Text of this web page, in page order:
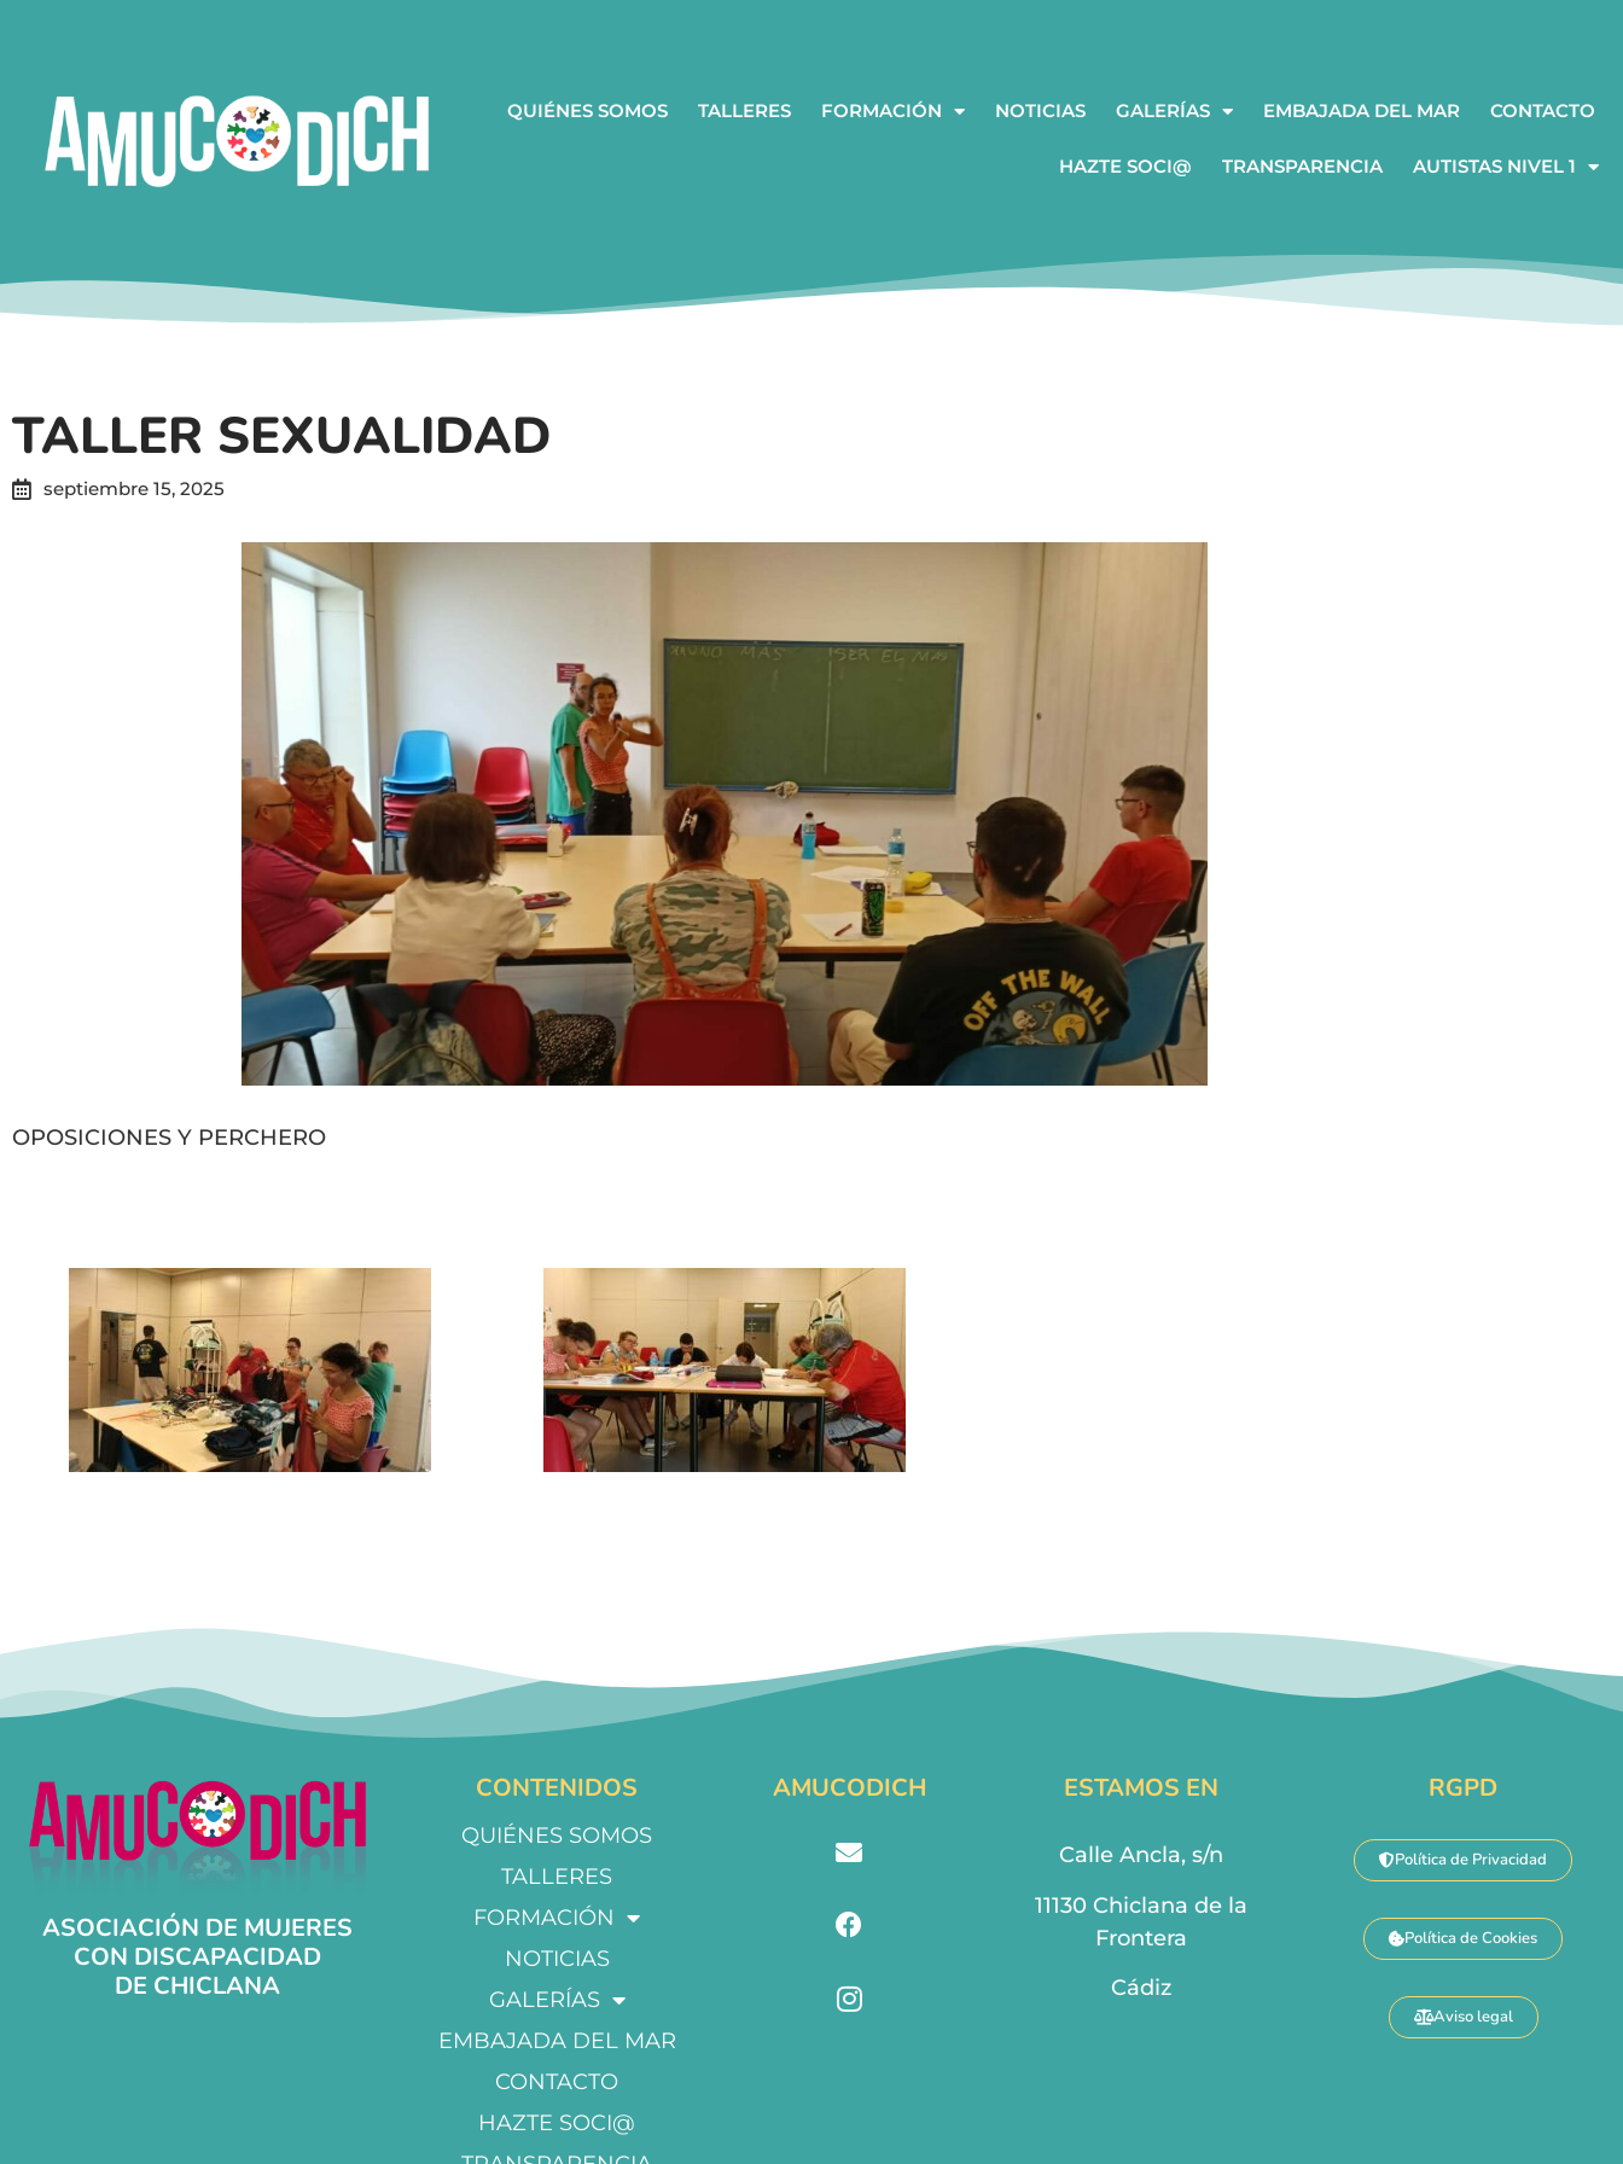
QUIÉNES SOMOS TALLERES FORMACIÓN NOTICIAS GALERÍAS EMBAJADA DEL MAR CONTACTO
HAZTE SOCI@ TRANSPARENCIA AUTISTAS NIVEL 1
TALLER SEXUALIDAD
septiembre 15, 2025
OPOSICIONES Y PERCHERO
ASOCIACIÓN DE MUJERES
CON DISCAPACIDAD
DE CHICLANA
CONTENIDOS
QUIÉNES SOMOS
TALLERES
FORMACIÓN
NOTICIAS
GALERÍAS
EMBAJADA DEL MAR
CONTACTO
HAZTE SOCI@
AMUCODICH ESTAMOS EN
Calle Ancla, s/n
11130 Chiclana de la
Frontera
Cádiz
RGPD
Política de Privacidad
Política de Cookies
Aviso legal